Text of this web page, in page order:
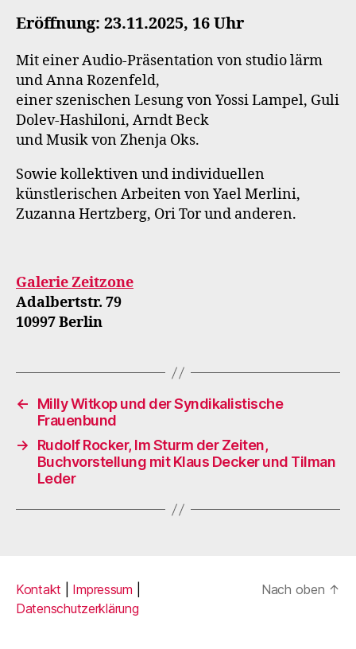
Eröffnung: 23.11.2025, 16 Uhr
Mit einer Audio-Präsentation von studio lärm
und Anna Rozenfeld,
einer szenischen Lesung von Yossi Lampel, Guli
Dolev-Hashiloni, Arndt Beck
und Musik von Zhenja Oks.
Sowie kollektiven und individuellen
künstlerischen Arbeiten von Yael Merlini,
Zuzanna Hertzberg, Ori Tor und anderen.
Galerie Zeitzone
Adalbertstr. 79
10997 Berlin
←
Milly Witkop und der Syndikalistische
Frauenbund
→
Rudolf Rocker, Im Sturm der Zeiten,
Buchvorstellung mit Klaus Decker und Tilman
Leder
Kontakt Impressum
Datenschutzerklärung
Nach oben ↑